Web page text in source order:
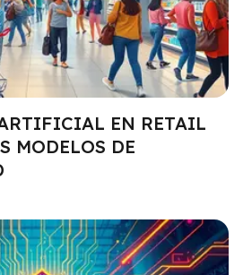
EN RETAIL
MODELOS DE